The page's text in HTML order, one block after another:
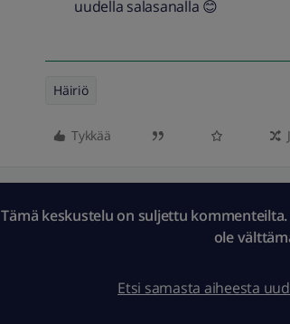
uudella salasanalla 😊
Häiriö
Tykkää
Tämä keskustelu on suljettu
ole
Etsi samasta aiheesta